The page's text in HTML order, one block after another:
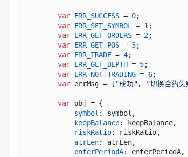
var ERR_SUCCESS = 0
var ERR_SET_SYMBOL = 1 ;
var ERR_GET_ORDERS = 2;
var ERR_GET_POS = 3;
var ERR_TRADE = 4;
var ERR_GET_DEPTH = 5;
var ERR_NOT_TRADING = 6;
var errMsg = [ "成功" , "切换合约
var obj
symbol :
keepBalance:
riskRatio:
atrLen:
enterPeriodA: